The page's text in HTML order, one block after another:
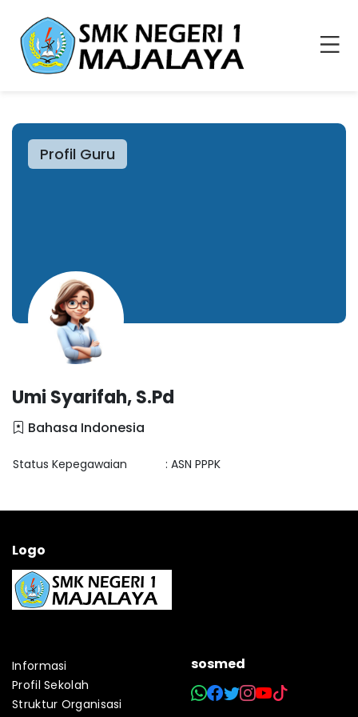
Profil Guru
Umi Syarifah, S.Pd
Bahasa Indonesia
Status Kepegawaian : ASN PPPK
Logo
Informasi
Profil Sekolah
Struktur Organisasi
sosmed